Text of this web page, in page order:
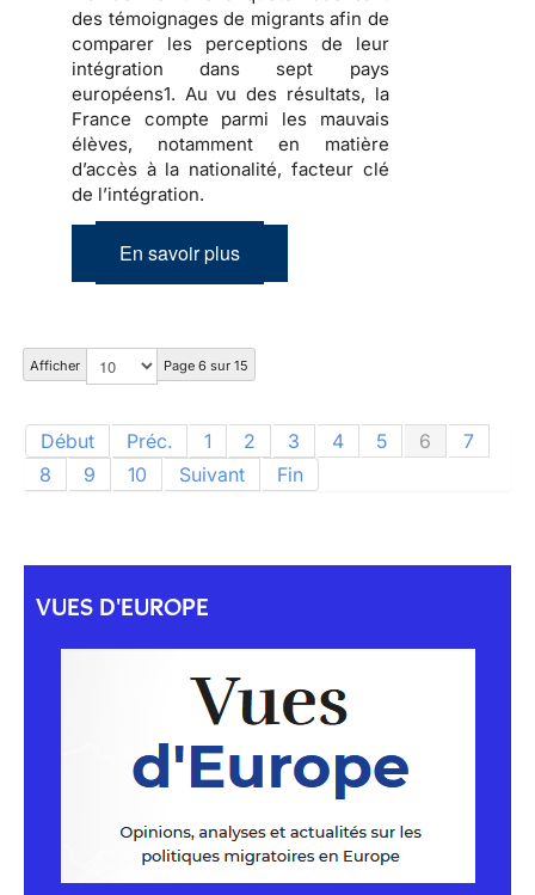
des témoignages de migrants afin de
comparer les perceptions de leur
intégration dans sept pays
européens1. Au vu des résultats, la
France compte parmi les mauvais
élèves, notamment en matière
d’accès à la nationalité, facteur clé
de l’intégration.
En savoir plus
Afficher Page 6 sur 15
Début Préc. 1 2 3 4 5 6
7
8
9 10 Suivant Fin
VUES D'EUROPE